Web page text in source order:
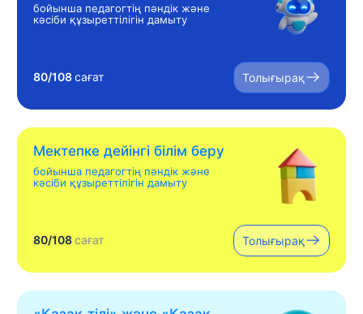
бойынша педагогтің пәндік және
кәсіби құзыреттілігін дамыту
80/108сағат Толығырақ
Мектепке дейінгі білім беру
бойынша педагогтің пәндік және
кәсіби құзыреттілігін дамыту
80/108сағат Толығырақ